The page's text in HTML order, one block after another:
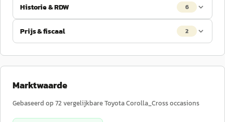
Historie & RDW 6
Prijs & fiscaal 2
Marktwaarde
Gebaseerd op 72 vergelijkbareToyotaCorolla_Crossoccasions